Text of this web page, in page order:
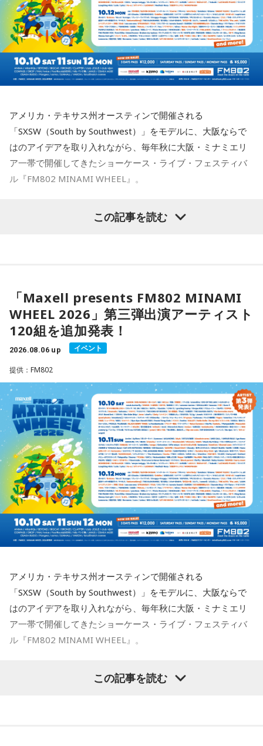
広くサポートしている。
Webサイト：https://selene-uranai.com/
YouTube：https://www.youtube.com/@ataru-uranai
るでしょう。
J-Fusionの魅力を現代に響かせるとともに、進化を続けるかつ
しかトリオの現在地と新たな可能性を示す1枚がここに完成し
ました。
8月7日（金）19:00より、かつしかトリオのメンバー3人によ
る恒例の全曲試聴会をYouTubeで生配信します。メンバーの
楽しいトークとともに、ニューアルバム『SO-DAYONE !』の
収録曲をひと足早く紹介。それぞれの楽曲の聴きどころや制
作に込めた思いなどを、メンバー自身が解説。アルバムをよ
＜かつしかトリオ『SO-DAYONE !』全曲試聴会＞
◆タワーレコードで応募抽選キャンペーン＆インストアイベ
ント開催
ニューアルバム『SO-DAYONE !』の発売を記念し、タワーレ
コードでは応募抽選キャンペーンと購入者特典企画を実施し
新宿店にて発売記念インストアイベントの開催も決定。櫻井
哲夫、神保 彰、向谷 実の3人がアルバムに込めた思いなどを
語る、ここでしか聞けない貴重なトークに加え、かつしかト
リオとして初の「サイン握手会」をおこないます。
＜リリースイベント概要＞
イベント内容：かつしかトリオのメンバーによるトーク＆サ
イン握手会
開催日：2026年10月17日（土）
開催時間：14:00スタート（集合時間：13:45）
開催店舗：タワーレコード新宿店 9Fイベントスペース
※詳細は公式サイトをご確認ください
アルバム『SO-DAYONE !』
発売日：2026年10月14日（水）
仕様：CD
アルバムの骨格が作り上げられていきました。
レコーディングでは、メンバーがそれぞれの演奏環境で個別
に収録する手法を採用。各パートを緻密に構築することで、
フュージョンならではの精密なアレンジと、3人それぞれの個
性が際立つ強固なアンサンブルを実現しています。制作を進
めるなかでは、かつしかトリオにとっても多くの新たな発見
となっていきます。メンバーそれぞれが培ってきた経験と感
性を持ち寄りながら、これまでにないアプローチにも向き合
ったことで、3人の新たな可能性を感じさせる作品へと仕上が
っています。
◆多彩な楽曲が描き出す、旅のようなアルバム体験
ティングが印象的なタイトル曲「SO-DAYONE !」、スリリン
ます。
シティポップを想起させるサウンドや、メロディアスなミデ
ィアムナンバー、テクニカルかつファンキーなプレイまで、
多彩な音楽性を凝縮。それぞれの楽曲から異なる風景や物語
させます。楽曲ごとの表情を楽しむだけでなく、アルバムを
通して聴くことで生まれる深い没入感も、本作の大きな魅力
のひとつ。
ブックレットには、メンバー3人がそれぞれの視点から楽曲や
制作背景を語るセルフライナーノーツに加え、今回のレコー
ディングで使用した楽器の解説を写真とともに掲載。演奏に
込められた思いや、サウンドを形作った楽器の特徴を知りな
がらアルバムを聴くことで、楽曲の細部や各メンバーのプレ
イに新たな発見が生まれ、作品をより深く味わうことができ
るでしょう。
J-Fusionの魅力を現代に響かせるとともに、進化を続けるかつ
しかトリオの現在地と新たな可能性を示す1枚がここに完成し
◆メンバー3人による恒例の全曲試聴会を生配信
8月7日（金）19:00より、かつしかトリオのメンバー3人によ
る恒例の全曲試聴会をYouTubeで生配信します。メンバーの
楽しいトークとともに、ニューアルバム『SO-DAYONE !』の
作に込めた思いなどを、メンバー自身が解説。アルバムをよ
り深く楽しめる貴重な機会に触れることができます。
アメリカ・テキサス州オースティンで開催される
「SXSW（South by Southwest）」をモデルに、大阪ならで
はのアイデアを取り入れながら、毎年秋に大阪・ミナミエリ
ア一帯で開催してきたショーケース・ライブ・フェスティバ
ル『FM802 MINAMI WHEEL』。
として、10月10日（土）、11日（日）、12日（月・祝）の3
みの257組を加えた総勢377組の出演日も発表しました。
また3DAYS PASS／1DAY PASSのオフィシャル三次先行も受付
中！いち早くチケットをゲットしてください！
1999年のスタート以来、大阪・ミナミエリアのライブハウス
を舞台に開催し、今年で28回目を迎えます。
今年も関西の学生アーティストを対象としたオーディション
「MINAMI WHEEL -New Age-」を実施。
8月18日（火）に心斎橋BIGCATにて実演最終審査を開催し、
この審査を勝ち抜いたアーティストが『Maxell presents
FM802 MINAMI WHEEL 2026』への出演権を獲得します。
また、MINAMI WHEEL 2026公式アプリもリリース！アーテ
ィストラインナップから観たいアーティストを登録してマイ
へのアクセスをチェックができるなど他にも便利な機能がた
くさん！すでにお持ちの方はアップデートを、まだお持ちで
ない方は今すぐダウンロードして、当日までお待ちくださ
い！
ストを追いかけながらライブハウスを巡る楽しみも、
この記事を読む
「Maxell presents FM802 MINAMI
WHEEL 2026」第三弾出演アーティスト
120組を追加発表！
2026.08.06 up イベント
提供：FM802
アメリカ・テキサス州オースティンで開催される
「SXSW（South by Southwest）」をモデルに、大阪ならで
はのアイデアを取り入れながら、毎年秋に大阪・ミナミエリ
ア一帯で開催してきたショーケース・ライブ・フェスティバ
ル『FM802 MINAMI WHEEL』。
として、10月10日（土）、11日（日）、12日（月・祝）の3
この記事を読む